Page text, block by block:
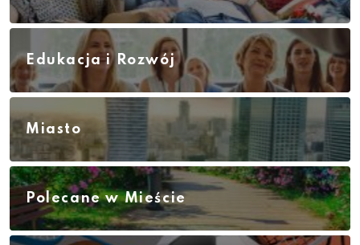
Edukacja i Rozwój
Miasto
Polecane w Mieście